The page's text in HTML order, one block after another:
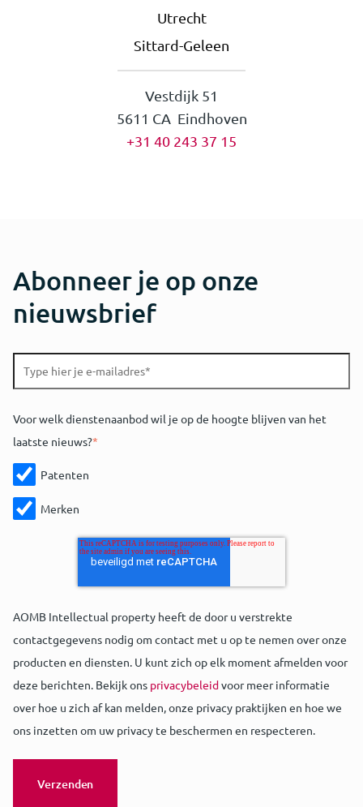
Utrecht
Sittard-Geleen
Vestdijk 51
5611 CA Eindhoven
+31 40 243 37 15
Abonneer je op onze
nieuwsbrief
Voor welk dienstenaanbod wil je op de hoogte blijven van het
laatste nieuws?*
Patenten
Merken
AOMB Intellectual property heeft de door u verstrekte
contactgegevens nodig om contact met u op te nemen over onze
producten en diensten. U kunt zich op elk moment afmelden voor
deze berichten. Bekijk ons privacybeleidvoor meer informatie
over hoe u zich af kan melden, onze privacy praktijken en hoe we
ons inzetten om uw privacy te beschermen en respecteren.